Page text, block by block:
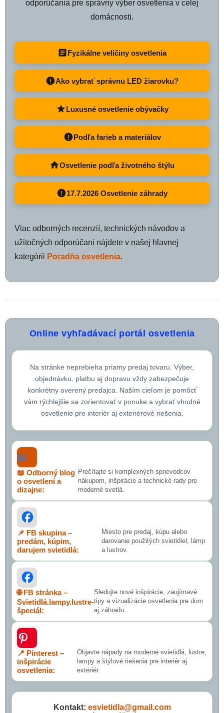
odporúčania pre správny výber osvetlenia v celej
domácnosti.
Fyzikálne veličiny osvetlenia
Ako vybrať správnu LED žiarovku?
Luxusné osvetlenie obývačky
Podľa farieb a materiálov
Osvetlenie podľa životného štýlu
17.7.2026 Osvetlenie záhrady
Viac odborných recenzií, technických návodov a
užitočných odporúčaní nájdete v našej hlavnej
kategórii Poradňa osvetlenia.
Online vyhľadávací portál osvetlenia
Na stránke neprebieha priamy predaj tovaru. Výber,
objednávku, platbu aj dopravu vždy zabezpečuje
konkrétny overený predajca. Naším cieľom je pomôcť
vám rýchlejšie sa zorientovať v ponuke a vybrať vhodné
osvetlenie pre interiér aj exteriérové riešenia.
📖
📖 Odborný blog
o osvetlení a
dizajne:
Prečítajte si komplexných sprievodcov
nákupom, inšpirácie a technické rady pre
moderné svetlá.
📌 FB skupina –
predám, kúpim,
darujem svietidlá:
Miesto pre predaj, kúpu alebo
darovanie použitých svietidiel, lámp
a lustrov.
🌐 FB stránka –
Svietidlá.lampy.lustre-
špeciál:
Sledujte nové inšpirácie, zaujímavé
tipy a vizualizácie osvetlenia pre dom
aj záhradu.
📍 Pinterest –
inšpirácie
osvetlenia:
Objavte nápady na moderné svietidlá, lustre,
lampy a štýlové riešenia pre interiér aj
exteriér.
Kontakt: esvietidla@gmail.com